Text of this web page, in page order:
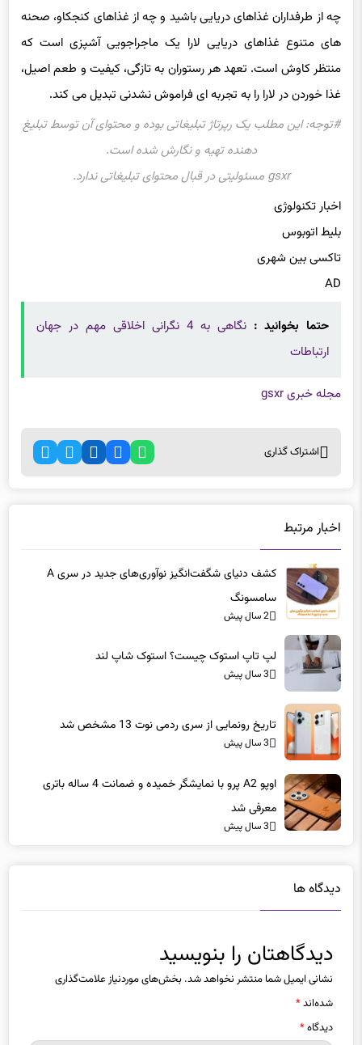
چه از طرفداران غذاهای دریایی باشید و چه از غذاهای کنجکاو، صحنه
های متنوع غذاهای دریایی لارا یک ماجراجویی آشپزی است که
منتظر کاوش است. تعهد هر رستوران به تازگی، کیفیت و طعم اصیل،
غذا خوردن در لارا را به تجربه ای فراموش نشدنی تبدیل می کند.
#توجه: این مطلب یک رپرتاژ تبلیغاتی بوده و محتوای آن توسط تبلیغ
دهنده تهیه و نگارش شده است.
gsxr مسئولیتی در قبال محتوای تبلیغاتی ندارد.
اخبار تکنولوژی
بلیط اتوبوس
تاکسی بین شهری
AD
حتما بخوانید :
نگاهی به 4 نگرانی اخلاقی مهم در جهان
ارتباطات
مجله خبری gsxr
اشتراک گذاری
اخبار مرتبط
کشف دنیای شگفت‌انگیز نوآوری‌های جدید در سری A
سامسونگ
2 سال پیش
لپ تاپ‌ استوک چیست؟ استوک شاپ لند
3 سال پیش
تاریخ رونمایی از سری ردمی نوت 13 مشخص شد
3 سال پیش
اوپو A2 پرو با نمایشگر خمیده و ضمانت 4 ساله باتری
معرفی شد
3 سال پیش
دیدگاه ها
دیدگاهتان را بنویسید
نشانی ایمیل شما منتشر نخواهد شد. بخش‌های موردنیاز علامت‌گذاری
شده‌اند*
دیدگاه*